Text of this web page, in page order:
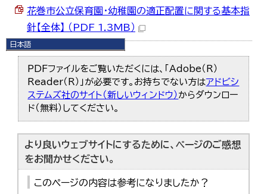
日本語
日本語
English
한국어
简体中文
繁體中文
花巻市公立保育園・幼稚園の適正配置に関する基本指
針【全体】 （PDF 1.3MB）
PDFファイルをご覧いただくには、「Adobe（R）
Reader（R）」が必要です。お持ちでない方はアドビシ
ステムズ社のサイト（新しいウィンドウ） からダウンロー
ド（無料）してください。
より良いウェブサイトにするために、ページのご感想
をお聞かせください。
このページの内容は参考になりましたか？